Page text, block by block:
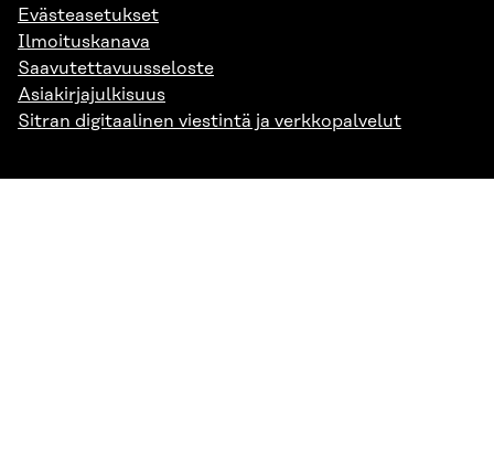
Evästeasetukset
Ilmoituskanava
Saavutettavuusseloste
Asiakirjajulkisuus
Sitran digitaalinen viestintä ja verkkopalvelut